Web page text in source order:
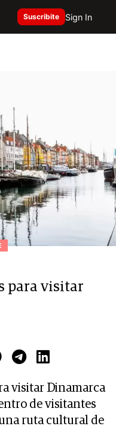
Suscribite Sign In
para visitar
visitar Dinamarca
de visitantes
ruta cultural de